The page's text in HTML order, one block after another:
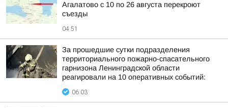
Агалатово с 10 по 26 августа перекроют
съезды
04:51
За прошедшие сутки подразделения
территориального пожарно-спасательного
гарнизона Ленинградской области
реагировали на 10 оперативных событий:
06:03